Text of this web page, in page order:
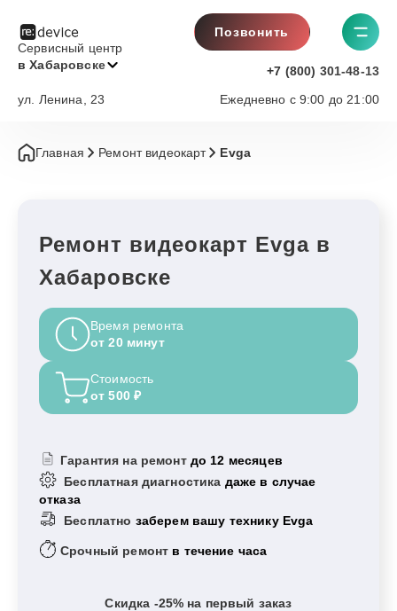
Сервисный центр
в Хабаровске
Позвонить
+7 (800) 301-48-13
Ежедневно с 9:00 до 21:00
ул. Ленина, 23
Главная Ремонт видеокарт Evga
Ремонт видеокарт Evga в
Хабаровске
Время ремонта
от 20 минут
Стоимость
от 500 ₽
Гарантия на ремонт до 12 месяцев
Бесплатная диагностика даже в случае
отказа
Бесплатно заберем вашу технику Evga
Срочный ремонт в течение часа
Скидка -25% на первый заказ